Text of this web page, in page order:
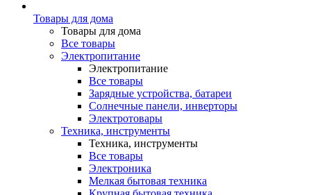
Товары для дома
Товары для дома
Все товары
Электропитание
Электропитание
Все товары
Зарядные устройства, батареи
Солнечные панели, инверторы
Электротовары
Техника, инструменты
Техника, инструменты
Все товары
Электроника
Мелкая бытовая техника